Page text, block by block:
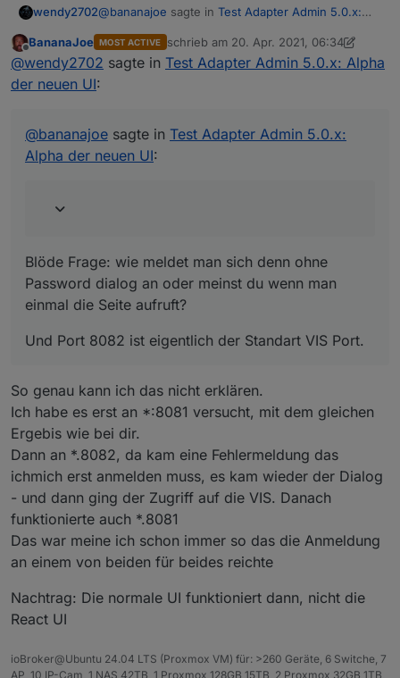
hast ;-)
wendy2702@bananajoe sagte in Test Adapter Admin 5.0.x:
Aber wenn man sich einmal an Port 8082
Blöde Frage: wie meldet man sich denn ohne
einmal die Seite aufruft?
Und Port 8082 ist eigentlich der Standart VIS Port.
Offline
BananaJoe MOST ACTIVE schrieb am 20. Apr. 2021, 06:34
zuletzt editiert von BananaJoe
@wendy2702 sagte in Test Adapter Admin 5.0.x: Alpha
der neuen UI:
@bananajoe sagte in Test Adapter Admin 5.0.x:
Alpha der neuen UI:
Blöde Frage: wie meldet man sich denn ohne
Password dialog an oder meinst du wenn man
einmal die Seite aufruft?
Und Port 8082 ist eigentlich der Standart VIS Port.
So genau kann ich das nicht erklären.
Ich habe es erst an *:8081 versucht, mit dem gleichen
Ergebis wie bei dir.
Dann an *.8082, da kam eine Fehlermeldung das
ichmich erst anmelden muss, es kam wieder der Dialog
- und dann ging der Zugriff auf die VIS. Danach
funktionierte auch *.8081
Das war meine ich schon immer so das die Anmeldung
an einem von beiden für beides reichte
Nachtrag: Die normale UI funktioniert dann, nicht die
React UI
ioBroker@Ubuntu 24.04 LTS (Proxmox VM) für: >260 Geräte, 6 Switche, 7
AP, 10 IP-Cam, 1 NAS 42TB, 1 Proxmox 128GB 15TB, 2 Proxmox 32GB 1TB,